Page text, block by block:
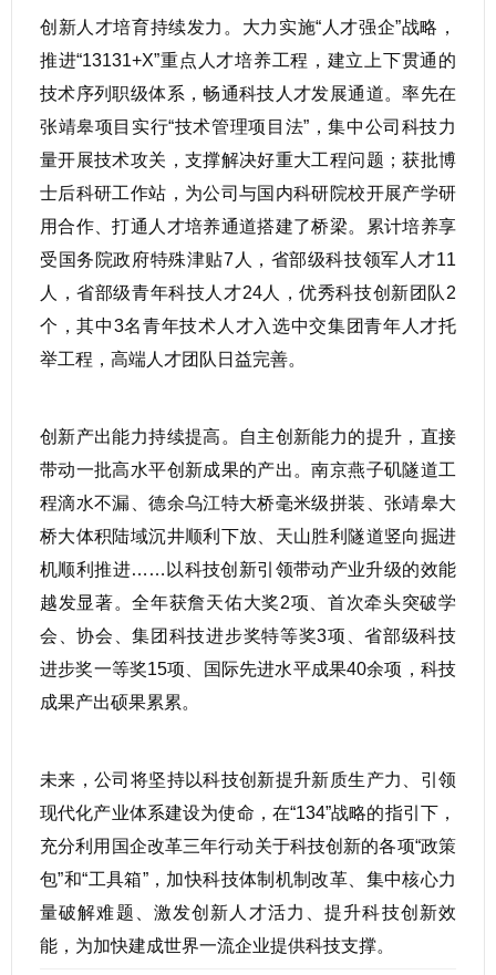
创新人才培育持续发力。大力实施“人才强企”战略，
推进“13131+X”重点人才培养工程，建立上下贯通的
技术序列职级体系，畅通科技人才发展通道。率先在
张靖皋项目实行“技术管理项目法”，集中公司科技力
量开展技术攻关，支撑解决好重大工程问题；获批博
士后科研工作站，为公司与国内科研院校开展产学研
用合作、打通人才培养通道搭建了桥梁。累计培养享
受国务院政府特殊津贴7人，省部级科技领军人才11
人，省部级青年科技人才24人，优秀科技创新团队2
个，其中3名青年技术人才入选中交集团青年人才托
举工程，高端人才团队日益完善。
创新产出能力持续提高。自主创新能力的提升，直接
带动一批高水平创新成果的产出。南京燕子矶隧道工
程滴水不漏、德余乌江特大桥毫米级拼装、张靖皋大
桥大体积陆域沉井顺利下放、天山胜利隧道竖向掘进
机顺利推进……以科技创新引领带动产业升级的效能
越发显著。全年获詹天佑大奖2项、首次牵头突破学
会、协会、集团科技进步奖特等奖3项、省部级科技
进步奖一等奖15项、国际先进水平成果40余项，科技
成果产出硕果累累。
未来，公司将坚持以科技创新提升新质生产力、引领
现代化产业体系建设为使命，在“134”战略的指引下，
充分利用国企改革三年行动关于科技创新的各项“政策
包”和“工具箱”，加快科技体制机制改革、集中核心力
量破解难题、激发创新人才活力、提升科技创新效
能，为加快建成世界一流企业提供科技支撑。